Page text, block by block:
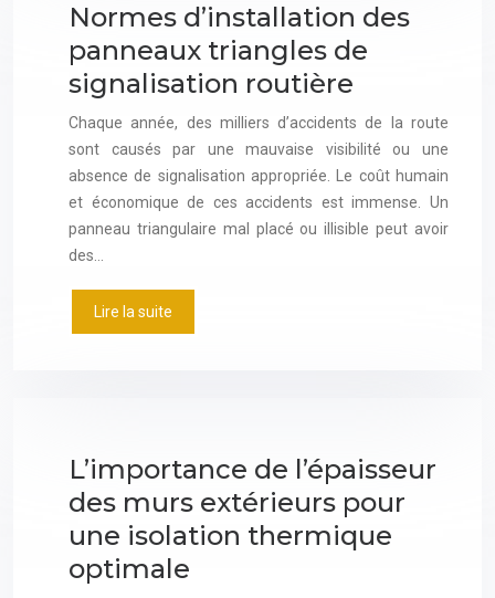
Normes d’installation des
panneaux triangles de
signalisation routière
Chaque année, des milliers d’accidents de la route
sont causés par une mauvaise visibilité ou une
absence de signalisation appropriée. Le coût humain
et économique de ces accidents est immense. Un
panneau triangulaire mal placé ou illisible peut avoir
des…
Lire la suite
L’importance de l’épaisseur
des murs extérieurs pour
une isolation thermique
optimale